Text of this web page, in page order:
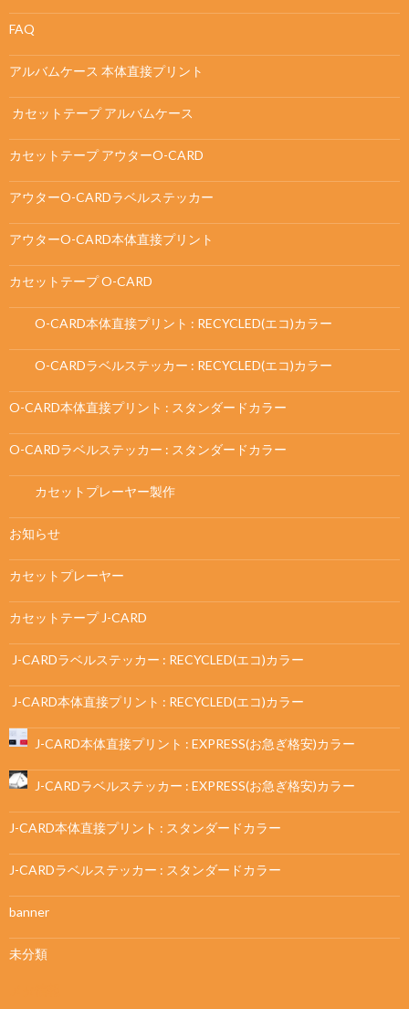
FAQ
アルバムケース 本体直接プリント
カセットテープ アルバムケース
カセットテープ アウターO-CARD
アウターO-CARDラベルステッカー
アウターO-CARD本体直接プリント
カセットテープ O-CARD
O-CARD本体直接プリント : RECYCLED(エコ)カラー
O-CARDラベルステッカー : RECYCLED(エコ)カラー
O-CARD本体直接プリント : スタンダードカラー
O-CARDラベルステッカー : スタンダードカラー
カセットプレーヤー製作
お知らせ
カセットプレーヤー
カセットテープ J-CARD
J-CARDラベルステッカー : RECYCLED(エコ)カラー
J-CARD本体直接プリント : RECYCLED(エコ)カラー
J-CARD本体直接プリント : EXPRESS(お急ぎ格安)カラー
J-CARDラベルステッカー : EXPRESS(お急ぎ格安)カラー
J-CARD本体直接プリント : スタンダードカラー
J-CARDラベルステッカー : スタンダードカラー
banner
未分類